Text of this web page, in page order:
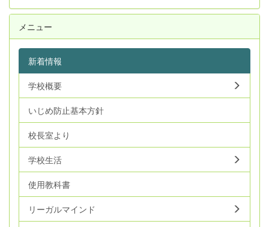
メニュー
新着情報
学校概要
いじめ防止基本方針
校長室より
学校生活
使用教科書
リーガルマインド